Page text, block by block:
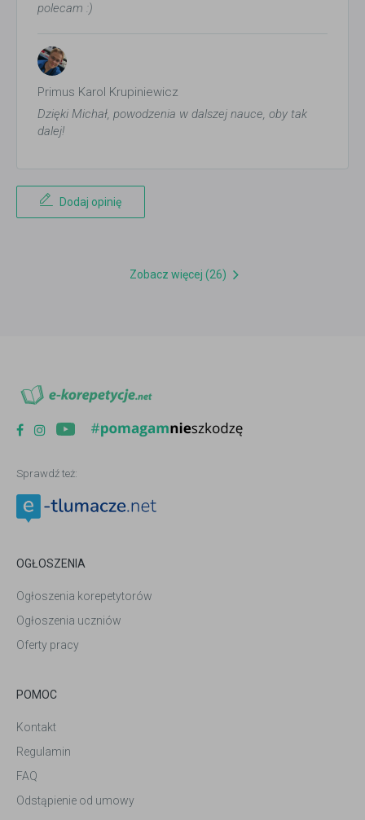
polecam :)
Primus Karol Krupiniewicz
Dzięki Michał, powodzenia w dalszej nauce, oby tak
dalej!
Dodaj opinię
Zobacz więcej (26)
Sprawdź też:
OGŁOSZENIA
Ogłoszenia korepetytorów
Ogłoszenia uczniów
Oferty pracy
POMOC
Kontakt
Regulamin
FAQ
Odstąpienie od umowy